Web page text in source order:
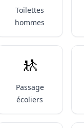
Toilettes
hommes
🚸
Passage
écoliers